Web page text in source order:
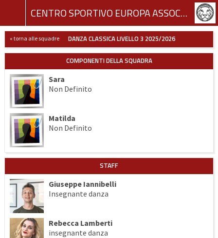
CENTRO SPORTIVO EUROPA ASSOCIAZIONE SPORTIVA DILETTANTISTICA
« torna alle squadre DANZA CLASSICA LIVELLO 3 2025/2026
COMPONENTI DELLA SQUADRA
Sara
Non Definito
Matilda
Non Definito
STAFF
Giuseppe Iannibelli
Insegnante danza
Rebecca Lamberti
insegnante danza